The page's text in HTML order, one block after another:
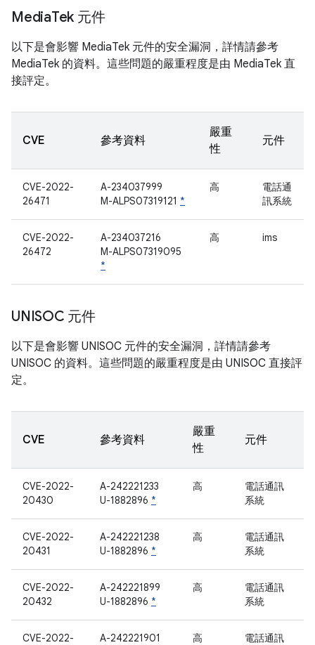
MediaTek 元件
以下是會影響 MediaTek 元件的安全漏洞，詳情請參考
MediaTek 的資料。這些問題的嚴重程度是由 MediaTek 直
接評定。
CVE 參考資料
嚴重
性
元件
CVE-2022-
26471
A-234037999
M-ALPS07319121 *
高
電話通
訊系統
CVE-2022-
26472
A-234037216
M-ALPS07319095
*
高 ims
UNISOC 元件
以下是會影響 UNISOC 元件的安全漏洞，詳情請參考
UNISOC 的資料。這些問題的嚴重程度是由 UNISOC 直接評
定。
CVE 參考資料
嚴重
性
元件
CVE-2022-
20430
A-242221233
U-1882896 *
高
電話通訊
系統
CVE-2022-
20431
A-242221238
U-1882896 *
高
電話通訊
系統
CVE-2022-
20432
A-242221899
U-1882896 *
高
電話通訊
系統
CVE-2022-
A-242221901
高
電話通訊